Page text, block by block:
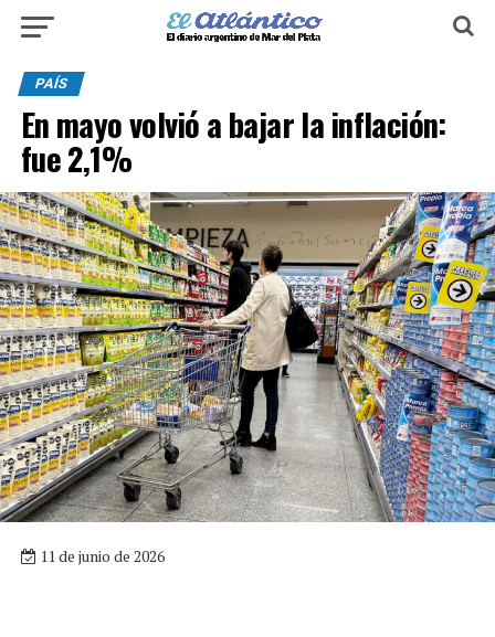
PAÍS
En mayo volvió a bajar la inflación:
fue 2,1%
11 de junio de 2026